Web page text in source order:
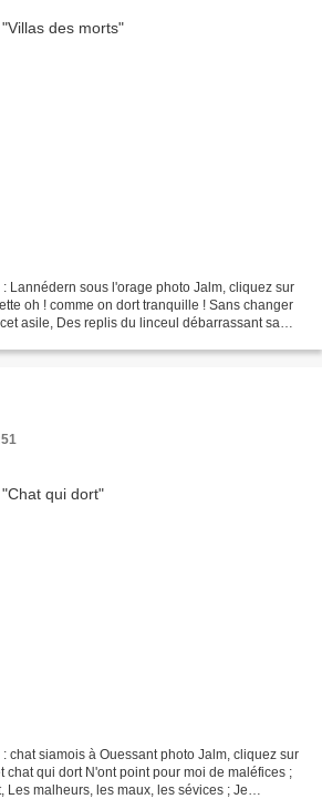
Lannédern sous l'orage photo Jalm, cliquez sur
oh ! comme on dort tranquille ! Sans changer
asile, Des replis du linceul débarrassant sa
chat siamois à Ouessant photo Jalm, cliquez sur
chat qui dort N'ont point pour moi de maléfices ;
Les malheurs, les maux, les sévices ; Je